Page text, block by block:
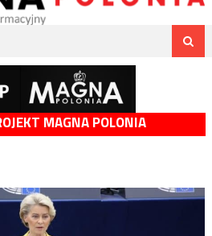
MAGNA POLONIA